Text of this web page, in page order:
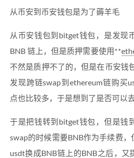
从币安到币安钱包是为了薅羊毛
从币安钱包到bitget钱包，是发现
BNB 链上，但是质押需要使用**
不然是质押不了的，但是在币安钱
发现跨链swap到ethereum链购买
点也比较多，于是想到了是否可以
于是把钱转到bitget钱包，但是钱
swap的时候需要BNB作为手续费，
usdt换成BNB链上的BNB之后，又